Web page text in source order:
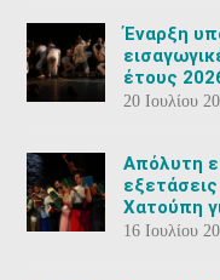
Έναρξη
έτους
20 Ιουλίου
Aπόλυτη
Χατούπη
16 Ιουλίου